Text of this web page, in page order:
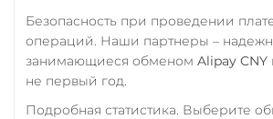
Безопасность при проведении
операций. Наши партнеры –
занимающиеся обменом Alipay CNY
не первый год.
Подробная статистика. Выберите